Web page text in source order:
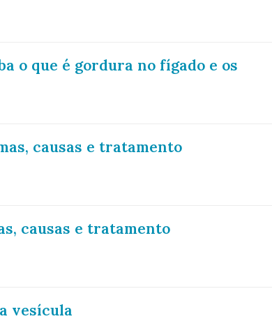
o que é gordura no fígado e os
causas e tratamento
causas e tratamento
vesícula